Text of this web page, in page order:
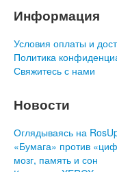
Информация
Условия оплаты и
Политика
Свяжитесь с нами
Новости
Оглядываясь на
«Бумага» против
мозг, память и сон